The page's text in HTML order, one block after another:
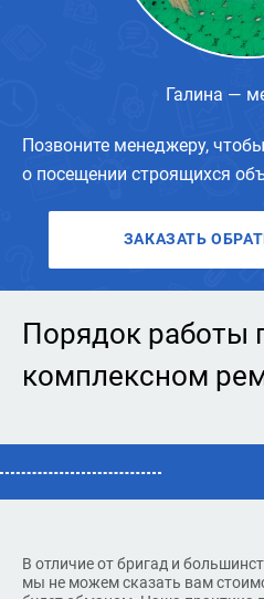
Позвоните менеджеру,
о посещении строящихся
ЗАКАЗАТЬ
Галина —
Порядок работы
комплексном
В отличие от бригад и
мы не можем сказать вам